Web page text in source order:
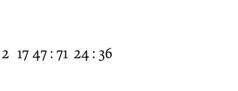
2 1747 : 71 24 : 36